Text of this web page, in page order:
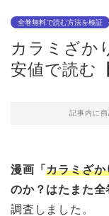
全巻無料で読む方法を検証
カラミざか
安値で読む
記事内に
漫画「カラミざか
のか？はたまた全
調査しました。